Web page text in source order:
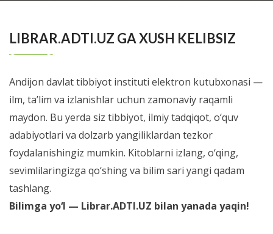
LIBRAR.ADTI.UZ GA XUSH KELIBSIZ
Andijon davlat tibbiyot instituti elektron kutubxonasi —
ilm, ta’lim va izlanishlar uchun zamonaviy raqamli
maydon. Bu yerda siz tibbiyot, ilmiy tadqiqot, o‘quv
adabiyotlari va dolzarb yangiliklardan tezkor
foydalanishingiz mumkin. Kitoblarni izlang, o‘qing,
sevimlilaringizga qo‘shing va bilim sari yangi qadam
tashlang.
Bilimga yo‘l — Librar.ADTI.UZ bilan yanada yaqin!